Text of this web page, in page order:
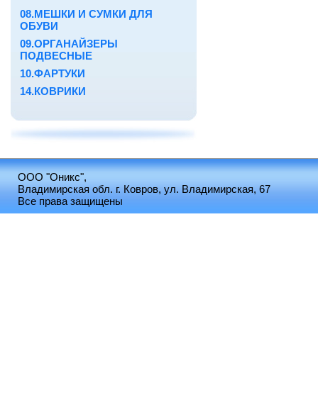
08.МЕШКИ И СУМКИ ДЛЯ
ОБУВИ
09.ОРГАНАЙЗЕРЫ
ПОДВЕСНЫЕ
10.ФАРТУКИ
14.КОВРИКИ
ООО "Оникс",
Владимирская обл. г. Ковров, ул. Владимирская, 67
Все права защищены